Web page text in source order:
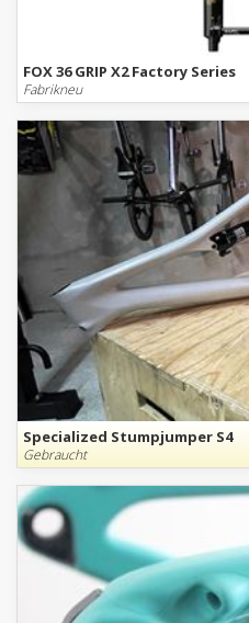
FOX 36 GRIP X2 Factory Series
Fabrikneu
Specialized Stumpjumper S4
Gebraucht